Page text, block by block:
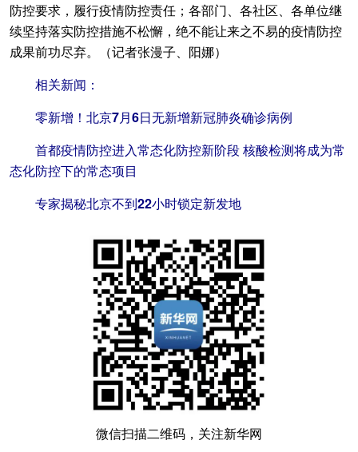
防控要求，履行疫情防控责任；各部门、各社区、各单位继
续坚持落实防控措施不松懈，绝不能让来之不易的疫情防控
成果前功尽弃。（记者张漫子、阳娜）
相关新闻：
零新增！北京7月6日无新增新冠肺炎确诊病例
首都疫情防控进入常态化防控新阶段 核酸检测将成为常
态化防控下的常态项目
专家揭秘北京不到22小时锁定新发地
微信扫描二维码，关注新华网